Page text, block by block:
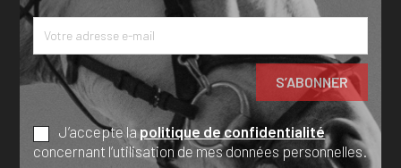
J’accepte lapolitique de confidentialité
concernant l’utilisation de mes données personnelles.